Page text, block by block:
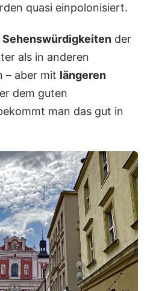
quasi einpolonisiert.
Sehenswürdigkeiten der
als in anderen
– aber mit längeren
dem guten
man das gut in